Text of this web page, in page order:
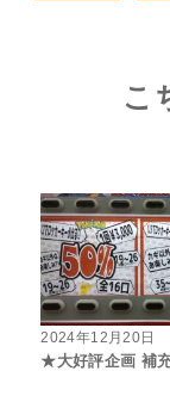
こ
2024年12月20日
★大好評企画 補